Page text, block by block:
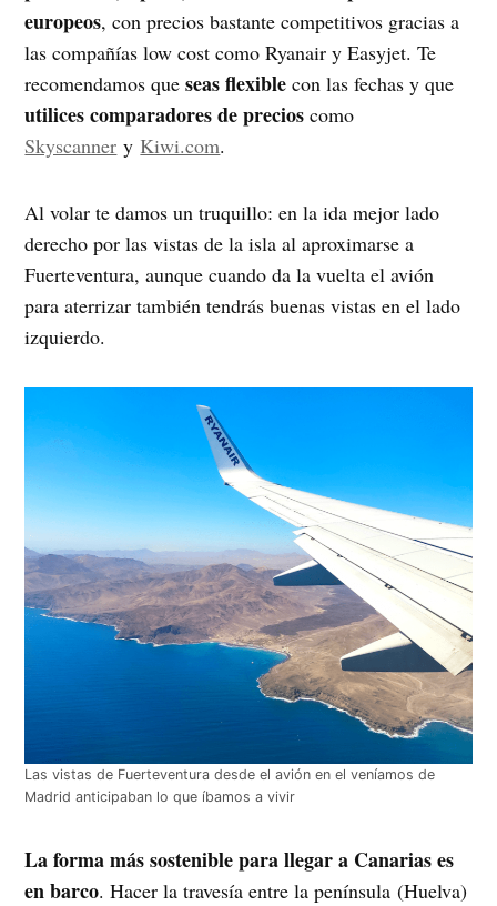
europeos, con precios bastante competitivos gracias a
las compañías low cost como Ryanair y Easyjet. Te
recomendamos queseas flexible con las fechas y que
utilices comparadores de precios como
Skyscanner y Kiwi.com.
Al volar te damos un truquillo: en la ida mejor lado
derecho por las vistas de la isla al aproximarse a
Fuerteventura, aunque cuando da la vuelta el avión
para aterrizar también tendrás buenas vistas en el lado
izquierdo.
Las vistas de Fuerteventura desde el avión en el veníamos de
Madrid anticipaban lo que íbamos a vivir
La forma más sostenible para llegar a Canarias es
en barco. Hacer la travesía entre la península (Huelva)